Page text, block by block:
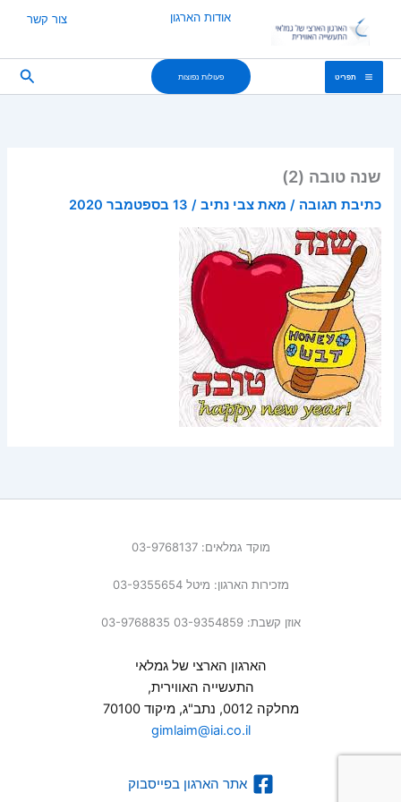
אודות הארגון צור קשר
תפריט פעולות נפוצות
שנה טובה (2)
כתיבת תגובה / מאתצבי נתיב/ 13 בספטמבר 2020
מוקד גמלאים: 03-9768137
מזכירות הארגון: מיטל 03-9355654
אוזן קשבת: 03-9354859 03-9768835
הארגון הארצי של גמלאי
התעשייה האווירית,
מחלקה 0012, נתב"ג, מיקוד 70100
gimlaim@iai.co.il
אתר הארגון בפייסבוק